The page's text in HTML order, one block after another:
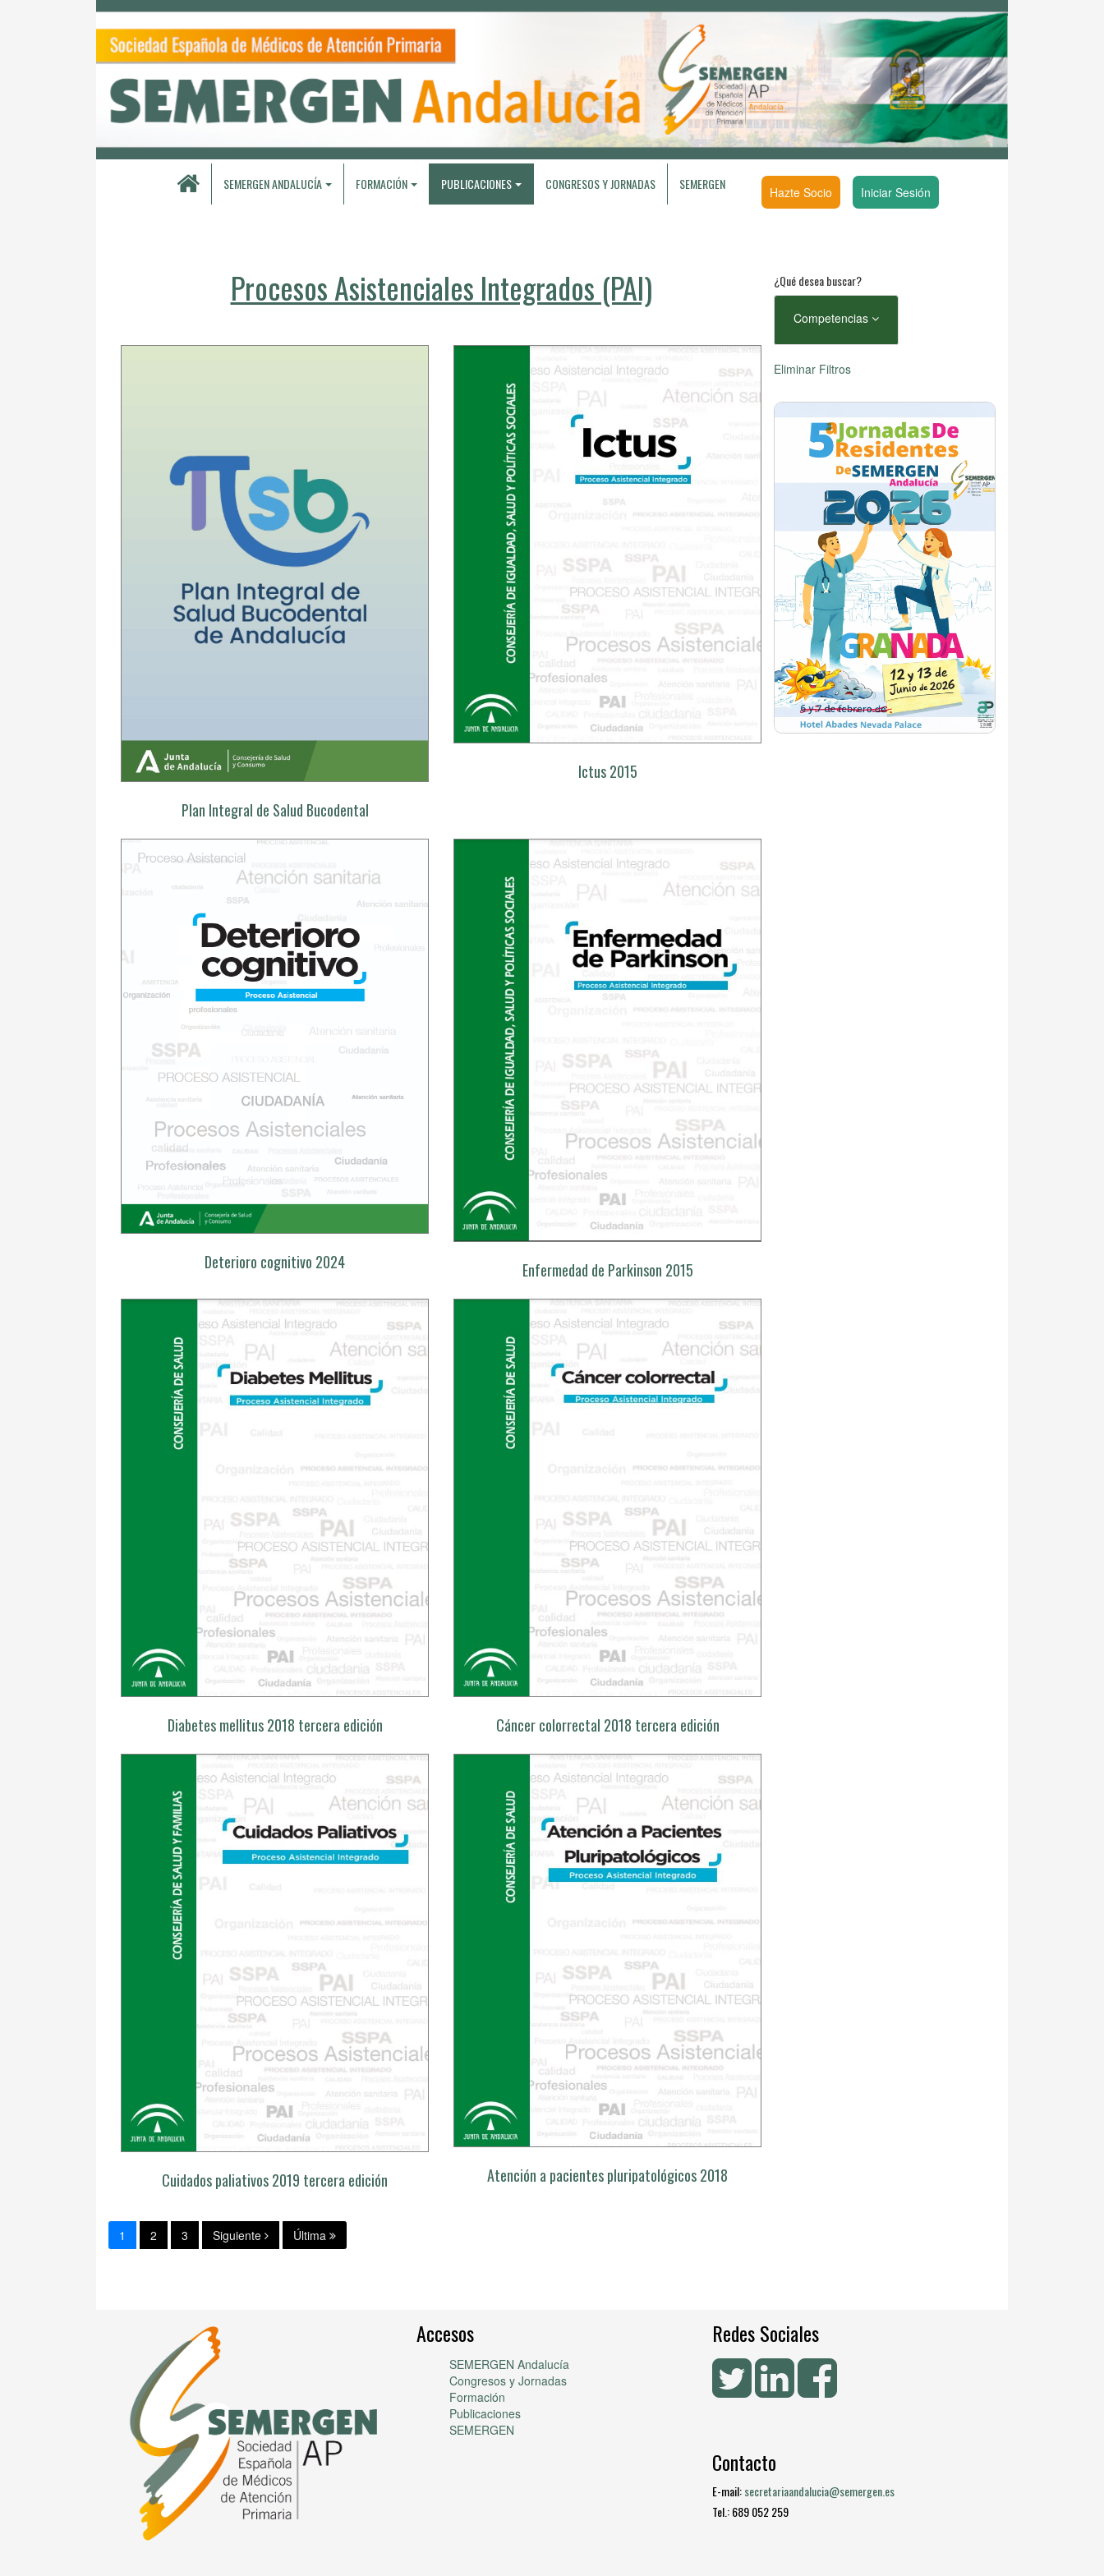
SEMERGEN ANDALUCÍA FORMACIÓN PUBLICACIONES CONGRESOS Y JORNADAS SEMERGEN Hazte Socio Iniciar Sesión
Procesos Asistenciales Integrados (PAI)
Plan Integral de Salud Bucodental
Ictus 2015
Deterioro cognitivo 2024 Enfermedad de Parkinson 2015
Diabetes mellitus 2018 tercera edición Cáncer colorrectal 2018 tercera edición
Cuidados paliativos 2019 tercera edición Atención a pacientes pluripatológicos 2018
1 2 3 Siguiente Última
¿Qué desea buscar?
Competencias
Eliminar Filtros
Accesos
SEMERGEN Andalucía
Congresos y Jornadas
Formación
Publicaciones
SEMERGEN
Redes Sociales
Contacto
E-mail:secretariaandalucia@semergen.es
Tel.: 689 052 259